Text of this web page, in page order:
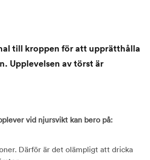
till kroppen för att upprätthålla
Upplevelsen av törst är
vid njursvikt kan bero på:
Därför är det olämpligt att dricka